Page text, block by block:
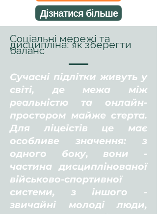
Дізнатися більше
Соціальні мережі та
дисципліна: як зберегти
баланс
Сучасні підлітки живуть у
світі, де межа між
реальністю та онлайн-
простором майже стерта.
Для ліцеїстів це має
особливе значення: з
одного боку, вони -
частина дисциплінованої
військово-спортивної
системи, з іншого -
звичайні молоді люди,